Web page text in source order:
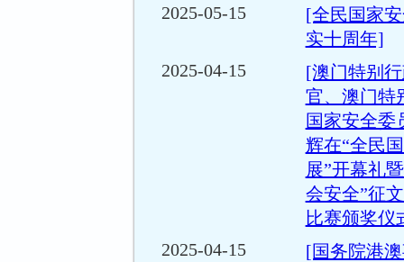
2025-05-15
[全民国家
实十周年]
2025-04-15
[澳门特别
官、澳门特
国家安全委
辉在“全民
展”开幕礼
会安全”征
比赛颁奖仪
2025-04-15
[国务院港